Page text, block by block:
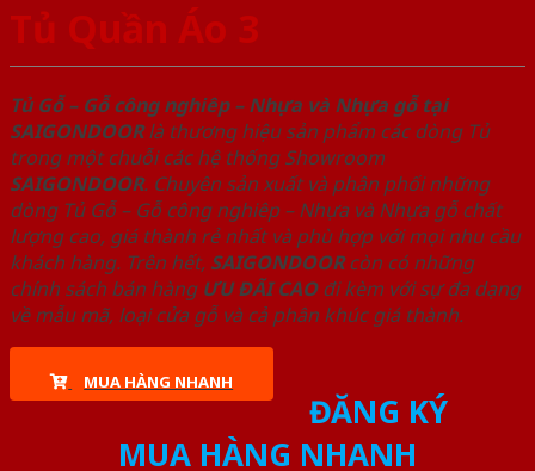
Tủ Quần Áo 3
Tủ Gỗ – Gỗ công nghiêp – Nhựa và Nhựa gỗ tại
SAIGONDOORlà thương hiệu sản phẩm các dòng Tủ
trong một chuỗi các hệ thống Showroom
SAIGONDOOR. Chuyên sản xuất và phân phối những
dòng Tủ Gỗ – Gỗ công nghiêp – Nhựa và Nhựa gỗ chất
lượng cao, giá thành rẻ nhất và phù hợp với mọi nhu cầu
khách hàng. Trên hết, SAIGONDOORcòn có những
chính sách bán hàng ƯU ĐÃI CAOđi kèm với sự đa dạng
về mẫu mã, loại cửa gỗ và cả phân khúc giá thành.
MUA HÀNG NHANH
ĐĂNG KÝ
MUA HÀNG NHANH